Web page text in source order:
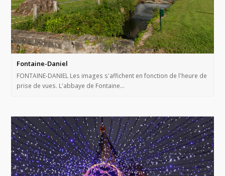
Fontaine-Daniel
FONTAINE-DANIEL Les images s'affichent en fonction de l'heure de
prise de vues. L'abbaye de Fontaine…